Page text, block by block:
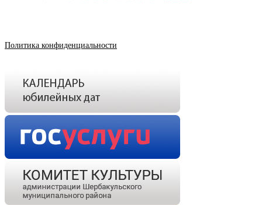
Политика конфиденциальности